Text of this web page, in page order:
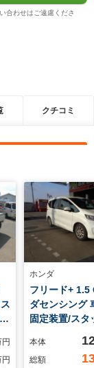
合わせはご遠慮くださ
クチコミ
ホンダ
フリード+ 1.5
ダセンシング
固定装置/スタ
本体
総額